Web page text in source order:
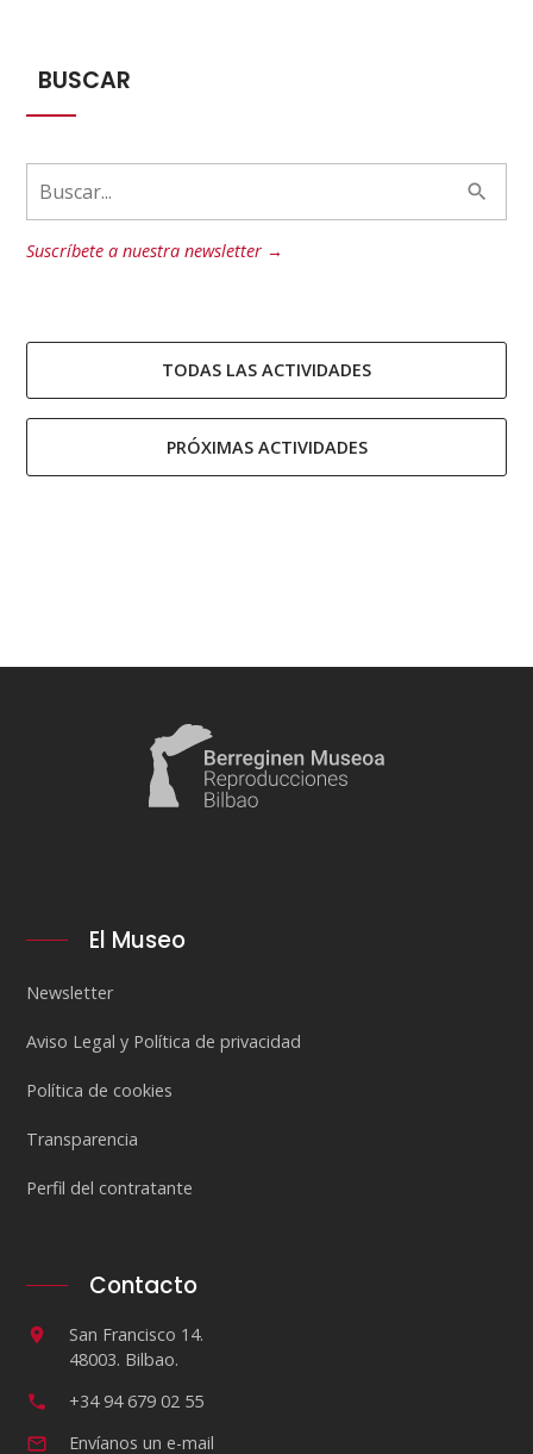
BUSCAR
Suscríbete a nuestra newsletter →
TODAS LAS ACTIVIDADES
PRÓXIMAS ACTIVIDADES
El Museo
Newsletter
Aviso Legal y Política de privacidad
Política de cookies
Transparencia
Perfil del contratante
Contacto
San Francisco 14.
48003. Bilbao.
+34 94 679 02 55
Envíanos un e-mail